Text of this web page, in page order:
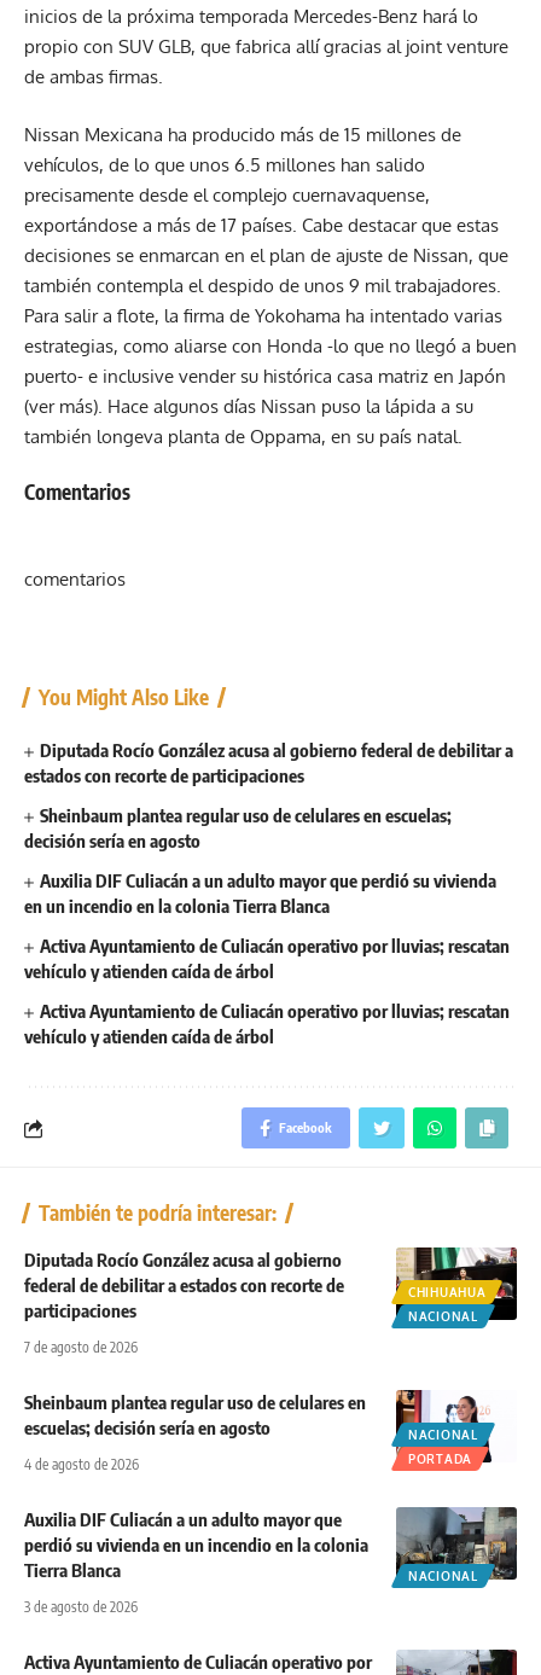
inicios de la próxima temporada Mercedes-Benz hará lo
propio con SUV GLB, que fabrica allí gracias al joint venture
de ambas firmas.
Nissan Mexicana ha producido más de 15 millones de
vehículos, de lo que unos 6.5 millones han salido
precisamente desde el complejo cuernavaquense,
exportándose a más de 17 países. Cabe destacar que estas
decisiones se enmarcan en el plan de ajuste de Nissan, que
también contempla el despido de unos 9 mil trabajadores.
Para salir a flote, la firma de Yokohama ha intentado varias
estrategias, como aliarse con Honda -lo que no llegó a buen
puerto- e inclusive vender su histórica casa matriz en Japón
(ver más). Hace algunos días Nissan puso la lápida a su
también longeva planta de Oppama, en su país natal.
Comentarios
comentarios
You Might Also Like
Diputada Rocío González acusa al gobierno federal de debilitar a
estados con recorte de participaciones
Sheinbaum plantea regular uso de celulares en escuelas;
decisión sería en agosto
Auxilia DIF Culiacán a un adulto mayor que perdió su vivienda
en un incendio en la colonia Tierra Blanca
Activa Ayuntamiento de Culiacán operativo por lluvias; rescatan
vehículo y atienden caída de árbol
Activa Ayuntamiento de Culiacán operativo por lluvias; rescatan
vehículo y atienden caída de árbol
Facebook
También te podría interesar:
CHIHUAHUA
NACIONAL
Diputada Rocío González acusa al gobierno
federal de debilitar a estados con recorte de
participaciones
7 de agosto de 2026
NACIONAL
PORTADA
Sheinbaum plantea regular uso de celulares en
escuelas; decisión sería en agosto
4 de agosto de 2026
NACIONAL
Auxilia DIF Culiacán a un adulto mayor que
perdió su vivienda en un incendio en la colonia
Tierra Blanca
3 de agosto de 2026
Activa Ayuntamiento de Culiacán operativo por